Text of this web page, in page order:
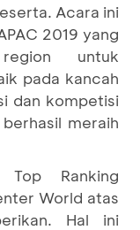
Acara ini
2019 yang
untuk
pada kancah
dan kompetisi
meraih
Ranking
World atas
Hal ini